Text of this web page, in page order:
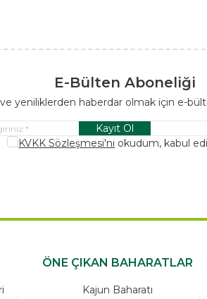
E-Bülten Aboneliği
yeniliklerden haberdar olmak için e-
Kayıt Ol
KVKK Sözleşmesi'ni okudum, kabul
ÖNE ÇIKAN BAHARATLAR
Kajun Baharatı